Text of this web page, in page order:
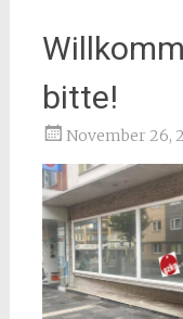
bitte!
November 26,